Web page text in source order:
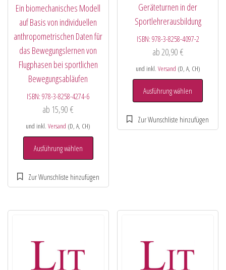
Ein biomechanisches Modell
auf Basis von individuellen
anthropometrischen Daten für
das Bewegungslernen von
Flugphasen bei sportlichen
Bewegungsabläufen
ISBN:978-3-8258-4274-6
ab 15,90€
und inkl.Versand (D, A, CH)
Ausführung wählen
Geräteturnen in der
Sportlehrerausbildung
ISBN: 978-3-8258-4097-2
ab 20,90 €
und inkl. Versand (D, A, CH)
Ausführung wählen